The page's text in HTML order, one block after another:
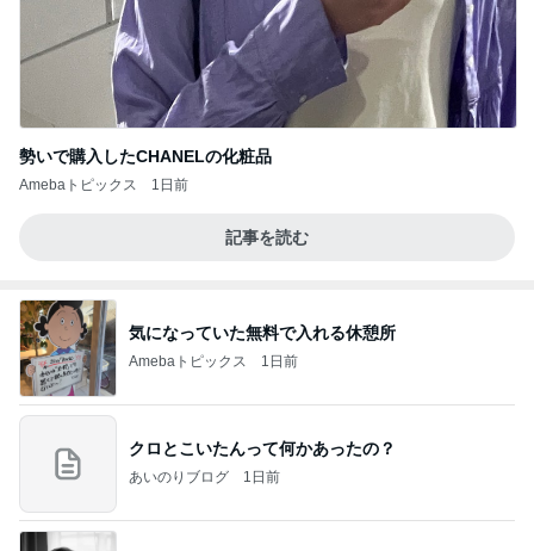
勢いで購入したCHANELの化粧品
Amebaトピックス 1日前
記事を読む
気になっていた無料で入れる休憩所
Amebaトピックス 1日前
クロとこいたんって何かあったの？
あいのりブログ 1日前